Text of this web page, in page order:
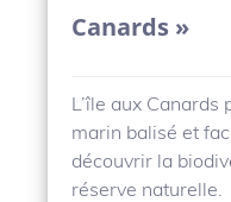
Canards »
L’île aux
marin balisé et
découvrir la
réserve naturelle.